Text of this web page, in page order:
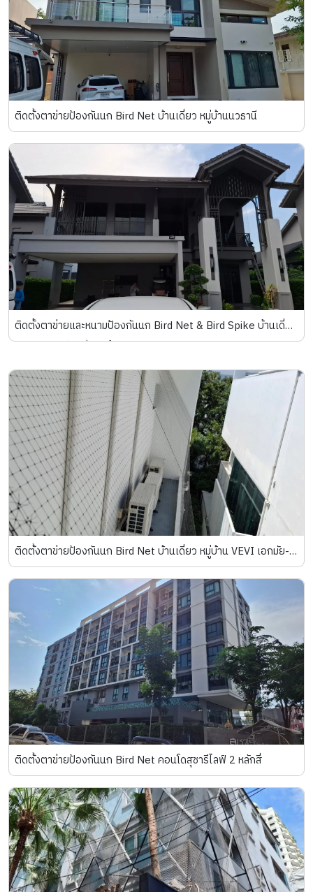
ติดตั้งตาข่ายป้องกันนก Bird Net บ้านเดี่ยว หมู่บ้านนวธานี
ติดตั้งตาข่ายและหนามป้องกันนก Bird Net & Bird Spike บ้านเดี่ยว
เศรษฐสิริ จรัญ-ปิ่นเกล้า 2
ติดตั้งตาข่ายป้องกันนก Bird Net บ้านเดี่ยว หมู่บ้าน VEVI เอกมัย-
รามอินทรา
ติดตั้งตาข่ายป้องกันนก Bird Net คอนโดสุชารีไลฟ์ 2 หลักสี่